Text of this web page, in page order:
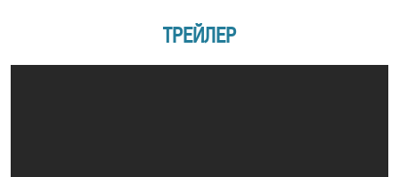
ТРЕЙЛЕР